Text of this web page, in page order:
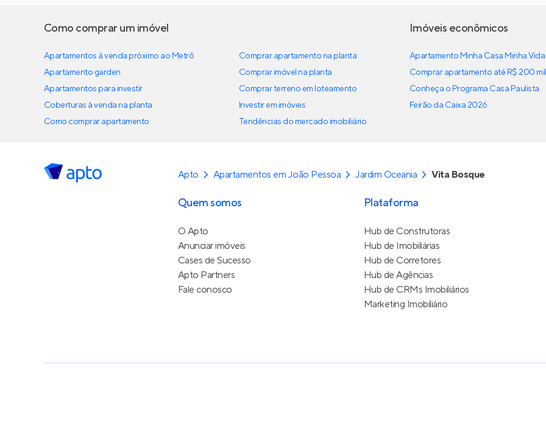
Como comprar um imóvel
Apartamentos à venda próximo ao Metrô
Apartamento garden
Apartamentos para investir
Coberturas à venda na planta
Como comprar apartamento
Comprar apartamento na planta
Comprar imóvel na planta
Comprar terreno em loteamento
Investir em imóveis
Tendências do mercado imobiliário
Imóveis econômicos
Apartamento Minha Casa Minha Vida
Comprar apartamento até R$ 200 mil
Conheça o Programa Casa Paulista
Feirão da Caixa 2026
Apto Apartamentos em João Pessoa Jardim Oceania Vita Bosque
Quem somos
O Apto
Anunciar imóveis
Cases de Sucesso
Apto Partners
Fale conosco
Plataforma
Hub de Construtoras
Hub de Imobiliárias
Hub de Corretores
Hub de Agências
Hub de CRMs Imobiliários
Marketing Imobiliário